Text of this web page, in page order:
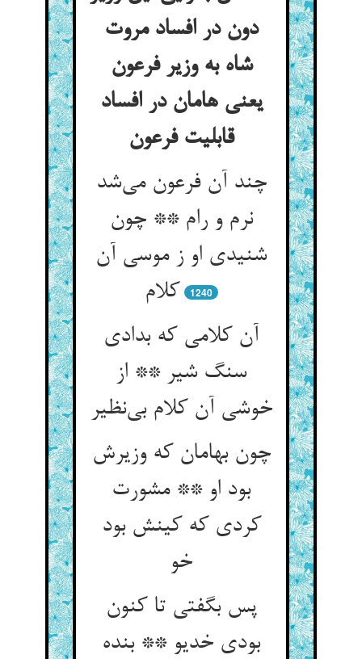
دون در افساد مروت
شاه به وزیر فرعون
یعنی هامان در افساد
قابلیت فرعون
چند آن فرعون می‌شد
نرم و رام ** چون
شنیدی او ز موسی آن
کلام
1240
آن کلامی که بدادی
سنگ شیر ** از
خوشی آن کلام بی‌نظیر
چون بهامان که وزیرش
بود او ** مشورت
کردی که کینش بود
خو
پس بگفتی تا کنون
بودی خدیو ** بنده